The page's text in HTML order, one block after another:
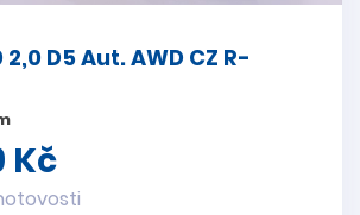
D5 Aut. AWD CZ R-
Kč